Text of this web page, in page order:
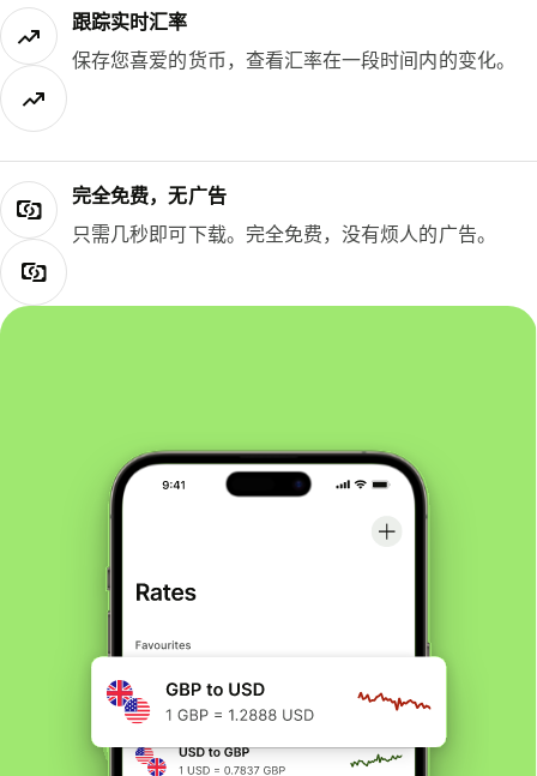
跟踪实时汇率
保存您喜爱的货币，查看汇率在一段时间内的变化。
完全免费，无广告
只需几秒即可下载。完全免费，没有烦人的广告。